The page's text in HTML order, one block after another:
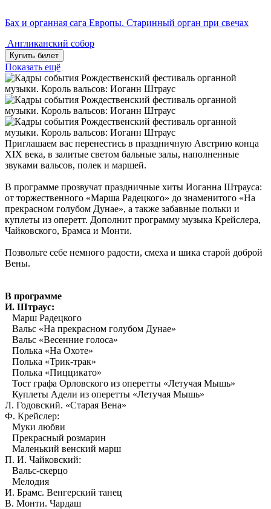
Бах и органная сага Европы. Старинный орган при свечах
Англиканский собор
Купить билет
Показать ещё
Приглашаем вас перенестись в праздничную Австрию конца
XIX века, в залитые светом бальные залы, наполненные
звуками вальсов, полек и маршей.
В программе прозвучат праздничные хиты Иоганна Штрауса:
от торжественного «Марша Радецкого» до знаменитого «На
прекрасном голубом Дунае», а также забавные польки и
куплеты из оперетт. Дополнит программу музыка Крейслера,
Чайковского, Брамса и Монти.
Позвольте себе немного радости, смеха и шика старой доброй
Вены.
В программе
И. Штраус:
Марш Радецкого
Вальс «На прекрасном голубом Дунае»
Вальс «Весенние голоса»
Полька «На Охоте»
Полька «Трик-трак»
Полька «Пиццикато»
Тост графа Орловского из оперетты «Летучая Мышь»
Куплеты Адели из оперетты «Летучая Мышь»
Л. Годовский. «Старая Вена»
Ф. Крейслер:
Муки любви
Прекрасный розмарин
Маленький венский марш
П. И. Чайковский:
Вальс-скерцо
Мелодия
И. Брамс. Венгерский танец
В. Монти. Чардаш